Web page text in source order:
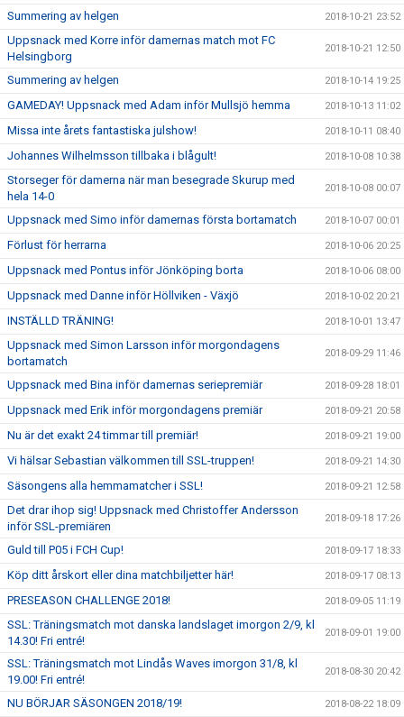
Summering av helgen 2018-10-21 23:52
Uppsnack med Korre inför damernas match mot FC
Helsingborg
2018-10-21 12:50
Summering av helgen 2018-10-14 19:25
GAMEDAY! Uppsnack med Adam inför Mullsjö hemma 2018-10-13 11:02
Missa inte årets fantastiska julshow! 2018-10-11 08:40
Johannes Wilhelmsson tillbaka i blågult! 2018-10-08 10:38
Storseger för damerna när man besegrade Skurup med
hela 14-0
2018-10-08 00:07
Uppsnack med Simo inför damernas första bortamatch 2018-10-07 00:01
Förlust för herrarna 2018-10-06 20:25
Uppsnack med Pontus inför Jönköping borta 2018-10-06 08:00
Uppsnack med Danne inför Höllviken - Växjö 2018-10-02 20:21
INSTÄLLD TRÄNING! 2018-10-01 13:47
Uppsnack med Simon Larsson inför morgondagens
bortamatch
2018-09-29 11:46
Uppsnack med Bina inför damernas seriepremiär 2018-09-28 18:01
Uppsnack med Erik inför morgondagens premiär 2018-09-21 20:58
Nu är det exakt 24 timmar till premiär! 2018-09-21 19:00
Vi hälsar Sebastian välkommen till SSL-truppen! 2018-09-21 14:30
Säsongens alla hemmamatcher i SSL! 2018-09-21 12:58
Det drar ihop sig! Uppsnack med Christoffer Andersson
inför SSL-premiären
2018-09-18 17:26
Guld till P05 i FCH Cup! 2018-09-17 18:33
Köp ditt årskort eller dina matchbiljetter här! 2018-09-17 08:13
PRESEASON CHALLENGE 2018! 2018-09-05 11:19
SSL: Träningsmatch mot danska landslaget imorgon 2/9, kl
14.30! Fri entré!
2018-09-01 19:00
SSL: Träningsmatch mot Lindås Waves imorgon 31/8, kl
19.00! Fri entré!
2018-08-30 20:42
NU BÖRJAR SÄSONGEN 2018/19! 2018-08-22 18:09